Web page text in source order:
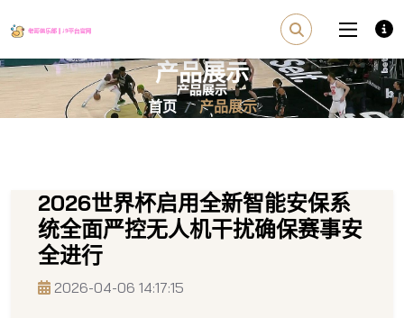
产品展示
首页 产品展示
2026世界杯启用全新智能安保系
统全面严控无人机干扰确保赛事安
全进行
2026-04-06 14:17:15